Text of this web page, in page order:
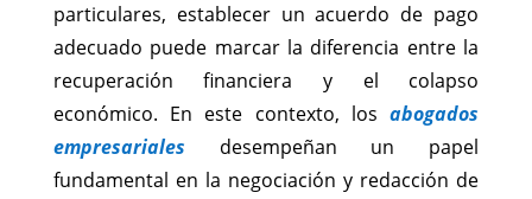
particulares, establecer un acuerdo de pago
adecuado puede marcar la diferencia entre la
recuperación financiera y el colapso
económico. En este contexto, losabogados
empresariales desempeñan un papel
fundamental en la negociación y redacción de